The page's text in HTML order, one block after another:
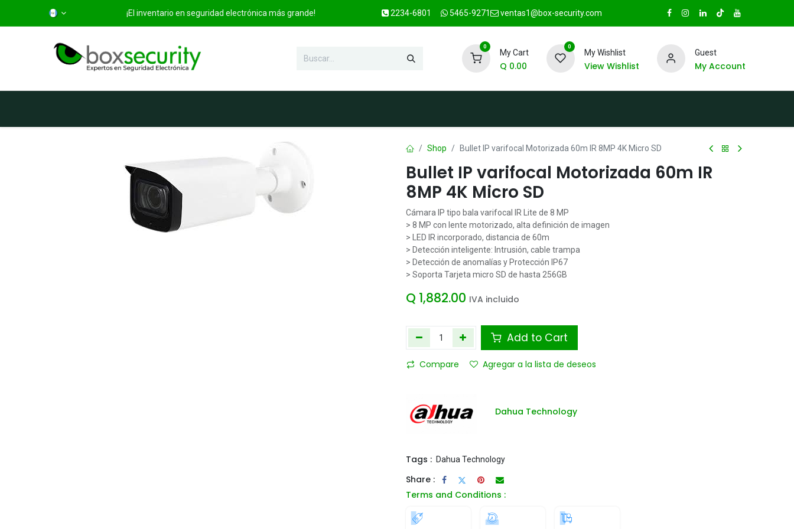
¡El inventario en seguridad electrónica más grande! 2234-6801 5465-9271 ventas1@box-security.com
0
My Cart
Q 0.00
0
My Wishlist
View Wishlist
Guest
My Account
Shop Bullet IP varifocal Motorizada 60m IR 8MP 4K Micro SD
Bullet IP varifocal Motorizada 60m IR
8MP 4K Micro SD
Cámara IP tipo bala varifocal IR Lite de 8 MP
> 8 MP con lente motorizado, alta definición de imagen
> LED IR incorporado, distancia de 60m
> Detección inteligente: Intrusión, cable trampa
> Detección de anomalías y Protección IP67
> Soporta Tarjeta micro SD de hasta 256GB
Q 1,882.00 IVA incluido
Add to Cart
Compare Agregar a la lista de deseos
Dahua Technology
Tags : Dahua Technology
Share :
Terms and Conditions :